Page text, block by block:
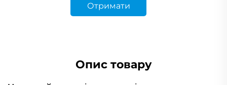
Отримати
Опис товару